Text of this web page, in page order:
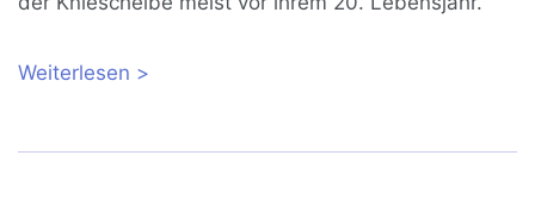
Weiterlesen über Patellaluxation: Wenn die